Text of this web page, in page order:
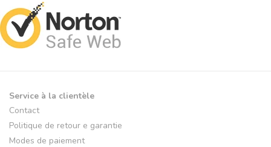
Service à la clientèle
Contact
Politique de retour e garantie
Modes de paiement